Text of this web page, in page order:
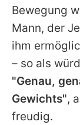
Bewegung
Mann, der
ihm
– so als
"Genau,
Gewichts",
freudig.